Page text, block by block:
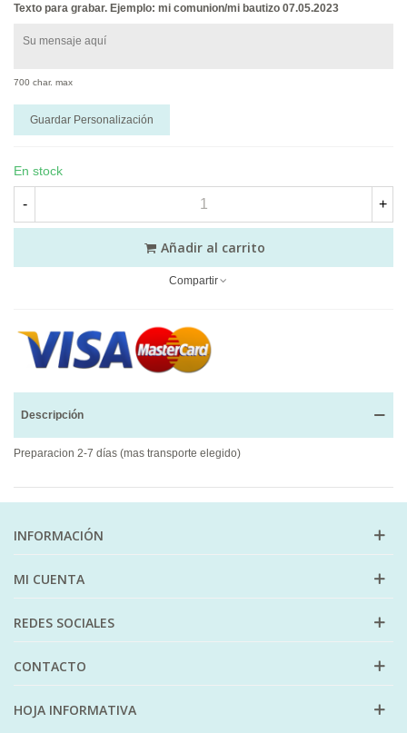
Texto para grabar. Ejemplo: mi comunion/mi bautizo 07.05.2023
700 char. max
Guardar Personalización
En stock
- +
Añadir al carrito
Compartir
Descripción
Preparacion 2-7 días (mas transporte elegido)
INFORMACIÓN
MI CUENTA
REDES SOCIALES
CONTACTO
HOJA INFORMATIVA